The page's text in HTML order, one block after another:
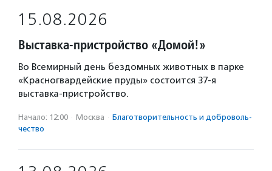
15.08.2026
Выставка-пристройство «Домой!»
Во Всемирный день бездомных животных в парке
«Красногвардейские пруды» состоится 37-я
выставка-пристройство.
Начало: 12:00 · Москва · Благотвори­тель­ность и доброволь­
чест­во